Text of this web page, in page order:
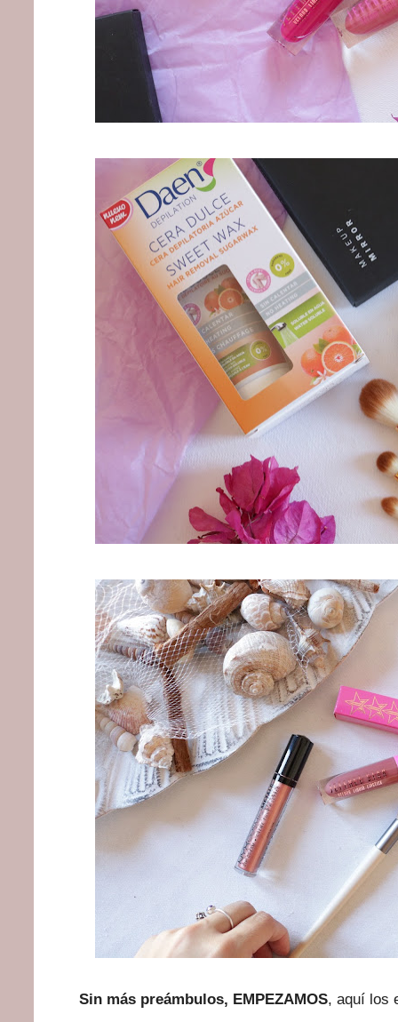
Sin más preámbulos, EMPEZAMOS, aquí los